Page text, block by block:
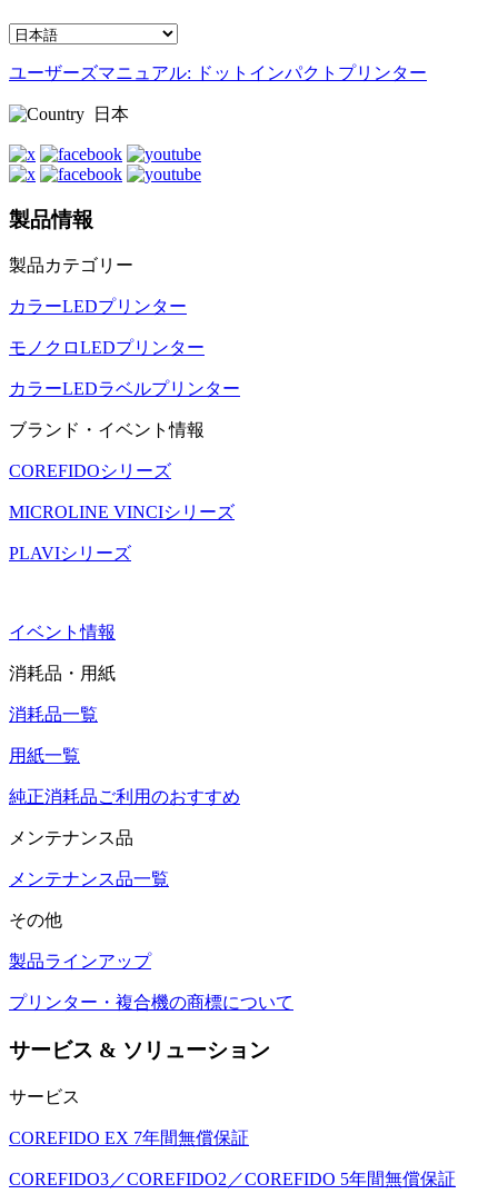
ユーザーズマニュアル: ドットインパクトプリンター
日本
製品情報
製品カテゴリー
カラーLEDプリンター
モノクロLEDプリンター
カラーLEDラベルプリンター
ブランド・イベント情報
COREFIDOシリーズ
MICROLINE VINCIシリーズ
PLAVIシリーズ
イベント情報
消耗品・用紙
消耗品一覧
用紙一覧
純正消耗品ご利用のおすすめ
メンテナンス品
メンテナンス品一覧
その他
製品ラインアップ
プリンター・複合機の商標について
サービス & ソリューション
サービス
COREFIDO EX 7年間無償保証
COREFIDO3／COREFIDO2／COREFIDO 5年間無償保証